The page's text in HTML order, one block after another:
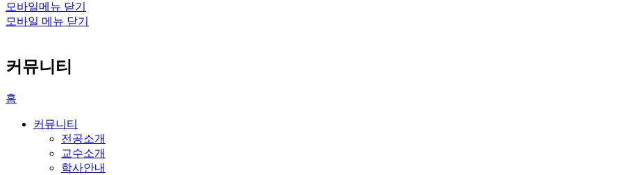
모바일메뉴 닫기
모바일 메뉴 닫기
커뮤니티
홈
커뮤니티
전공소개
교수소개
학사안내